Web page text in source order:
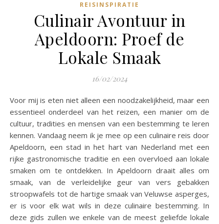
REISINSPIRATIE
Culinair Avontuur in
Apeldoorn: Proef de
Lokale Smaak
16/02/2024
Voor mij is eten niet alleen een noodzakelijkheid, maar een
essentieel onderdeel van het reizen, een manier om de
cultuur, tradities en mensen van een bestemming te leren
kennen. Vandaag neem ik je mee op een culinaire reis door
Apeldoorn, een stad in het hart van Nederland met een
rijke gastronomische traditie en een overvloed aan lokale
smaken om te ontdekken. In Apeldoorn draait alles om
smaak, van de verleidelijke geur van vers gebakken
stroopwafels tot de hartige smaak van Veluwse asperges,
er is voor elk wat wils in deze culinaire bestemming. In
deze gids zullen we enkele van de meest geliefde lokale